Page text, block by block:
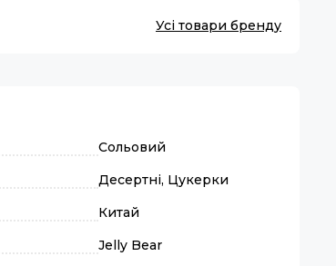
Усі товари бренду
Сольовий
Десертні, Цукерки
Китай
Jelly Bear